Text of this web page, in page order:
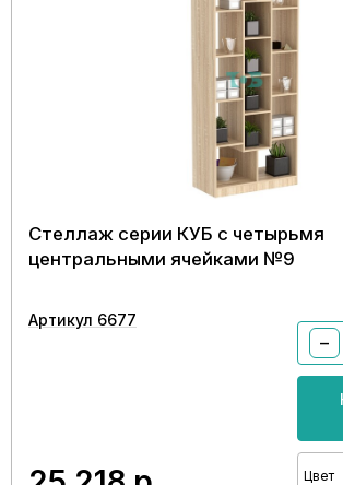
Стеллаж серии КУБ с четырьмя
центральными ячейками №9
Артикул 6677
−
Цвет